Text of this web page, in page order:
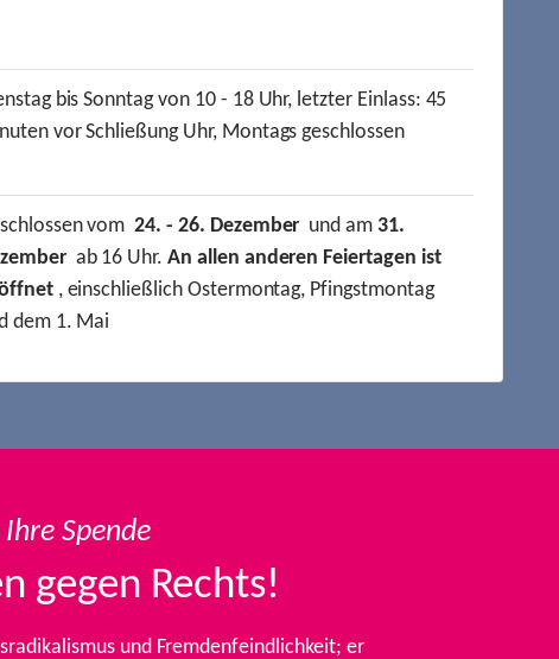
bis Sonntag von 10 - 18 Uhr, letzter Einlass: 45
vor Schließung Uhr, Montags geschlossen
vom24. - 26. Dezember und am31.
ab 16 Uhr.An allen anderen Feiertagen ist
, einschließlich Ostermontag, Pfingstmontag
dem 1. Mai
Spende
gegen Rechts!
und Fremdenfeindlichkeit; er